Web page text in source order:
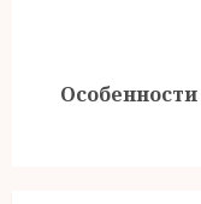
Следующая